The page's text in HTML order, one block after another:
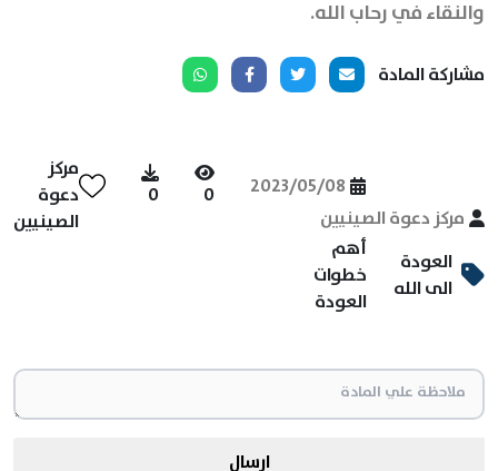
والنقاء في رحاب الله.
مشاركة المادة
مركز دعوة الصينيين
2023/05/08
0
0
مركز
دعوة
الصينيين
العودة
الى الله
أهم
خطوات
العودة
ارسال